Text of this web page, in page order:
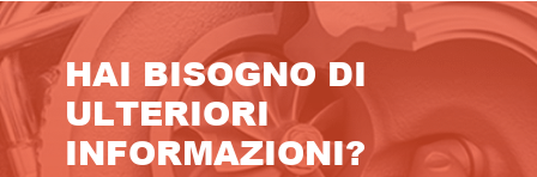
HAI BISOGNO DI
ULTERIORI
INFORMAZIONI?